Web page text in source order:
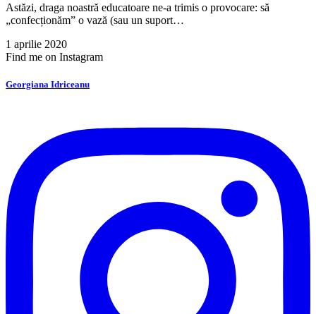
Astăzi, draga noastră educatoare ne-a trimis o provocare: să
„confecționăm” o vază (sau un suport…
1 aprilie 2020
Find me on Instagram
Georgiana Idriceanu